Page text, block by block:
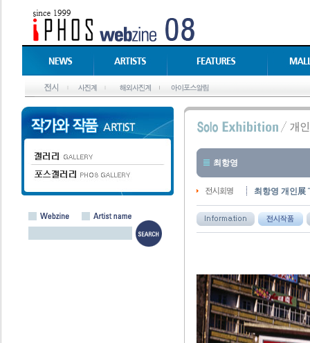
최항영
최항영 개인展